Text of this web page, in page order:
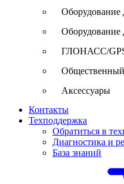
Оборудование
Оборудование
ГЛОНАСС/
Общественный
Аксессуары
Контакты
Техподдержка
Обратиться в
Диагностика и
База знаний